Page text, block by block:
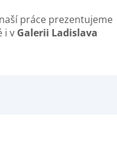
práce prezentujeme
i v Galerii Ladislava